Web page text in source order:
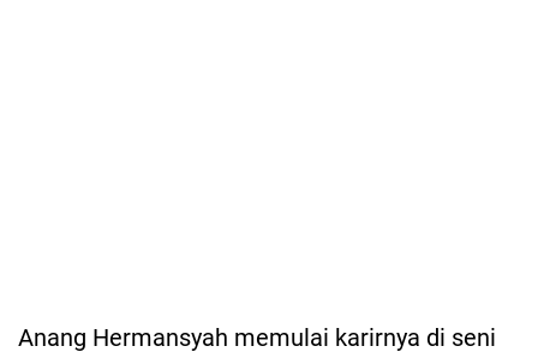
Anang Hermansyah memulai karirnya di seni